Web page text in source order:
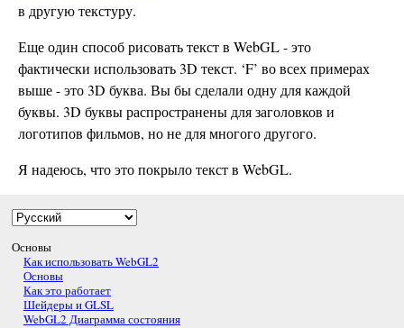
в другую текстуру.
Еще один способ рисовать текст в WebGL - это
фактически использовать 3D текст. ‘F’ во всех примерах
выше - это 3D буква. Вы бы сделали одну для каждой
буквы. 3D буквы распространены для заголовков и
логотипов фильмов, но не для многого другого.
Я надеюсь, что это покрыло текст в WebGL.
Основы
Как использовать WebGL2
Основы
Как это работает
Шейдеры и GLSL
WebGL2 Диаграмма состояния